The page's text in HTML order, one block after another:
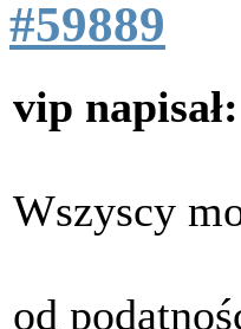
#59889
vip napisał:
Wszyscy
od